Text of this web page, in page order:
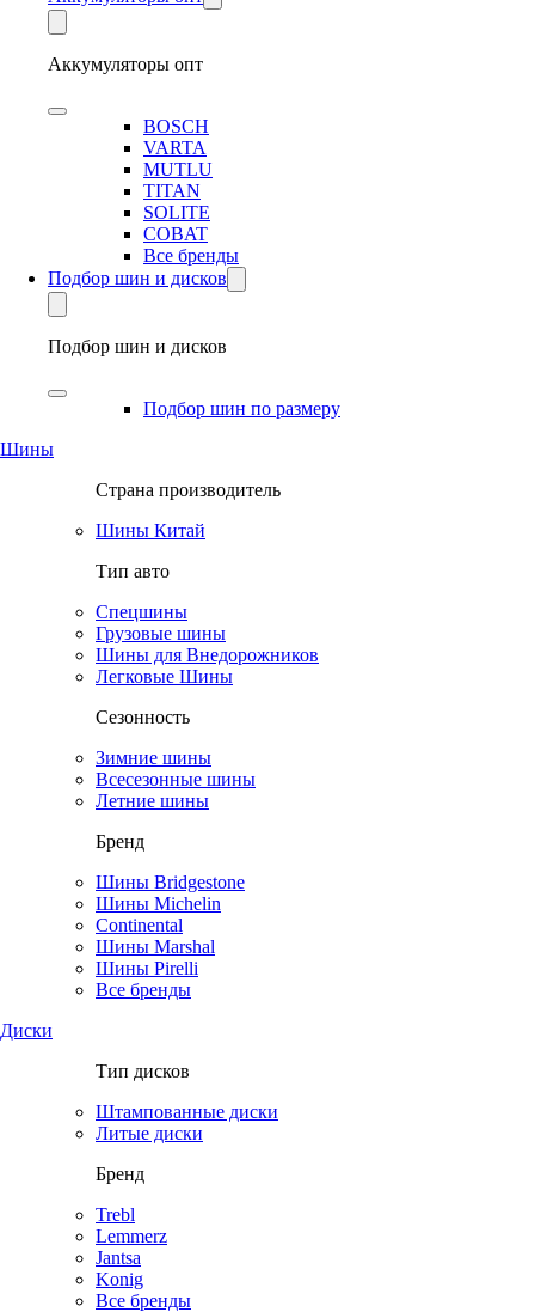
Аккумуляторы опт
BOSCH
VARTA
MUTLU
TITAN
SOLITE
COBAT
Все бренды
Подбор шин и дисков
Подбор шин и дисков
Подбор шин по размеру
Шины
Страна производитель
Шины Китай
Тип авто
Спецшины
Грузовые шины
Шины для Внедорожников
Легковые Шины
Сезонность
Зимние шины
Всесезонные шины
Летние шины
Бренд
Шины Bridgestone
Шины Michelin
Continental
Шины Marshal
Шины Pirelli
Все бренды
Диски
Тип дисков
Штампованные диски
Литые диски
Бренд
Trebl
Lemmerz
Jantsa
Konig
Все бренды